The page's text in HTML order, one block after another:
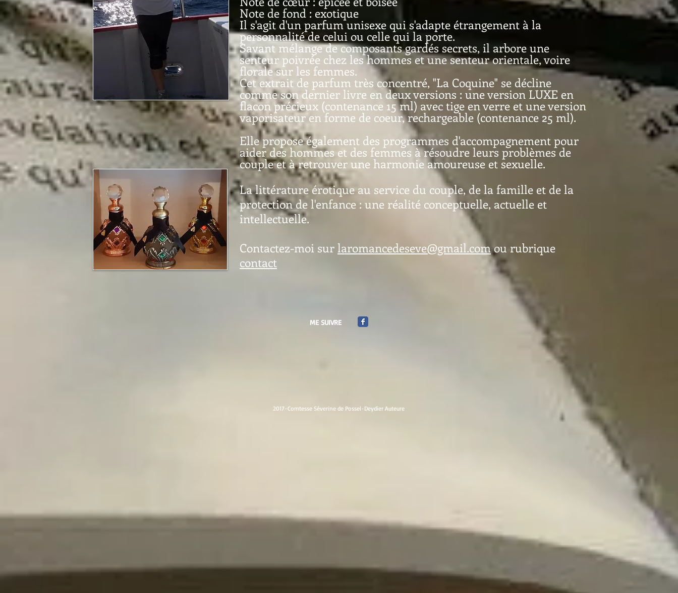
Note de fond : exotique
Il s'agit d'un parfum unisexe qui s'adapte étrangement à la
personnalité de celui ou celle qui la porte.
Savant mélange de composants gardés secrets, il arbore une
senteur poivrée chez les hommes et une senteur orientale, voire
florale sur les femmes.
Cet extrait de parfum très concentré, "La Coquine" se décline
comme son dernier livre en deux versions : une version LUXE en
flacon précieux (contenance 15 ml) avec tige en verre et une version
vaporisateur en forme de coeur, rechargeable (contenance 25 ml).
Elle propose également des programmes d'accompagnement pour
aider des hommes et des femmes à résoudre leurs problèmes de
couple et à retrouver une harmonie amoureuse et sexuelle.
La littérature érotique au service du couple, de la famille et de la
protection de l'enfance : une réalité conceptuelle, actuelle et
intellectuelle.
Contactez-moi surlaromancedeseve@gmail.comou rubrique
contact
ME SUIVRE
2017-Comtesse Séverine de Possel-Deydier Auteure